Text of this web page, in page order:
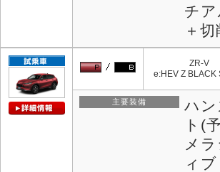
チ
＋
ZR-V
e:HEV Z BLACK
主要装備
ハ
ト(
メ
ィ